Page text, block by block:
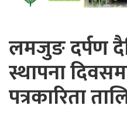
लमजुङ दर्पण
स्थापना
पत्रकारिता